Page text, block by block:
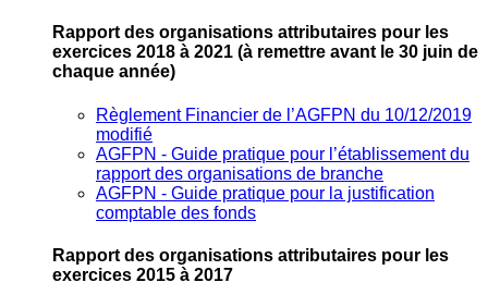
Rapport des organisations attributaires pour les
exercices 2018 à 2021 (à remettre avant le 30 juin de
chaque année)
Règlement Financier de l’AGFPN du 10/12/2019
modifié
AGFPN ‐ Guide pratique pour l’établissement du
rapport des organisations de branche
AGFPN ‐ Guide pratique pour la justification
comptable des fonds
Rapport des organisations attributaires pour les
exercices 2015 à 2017